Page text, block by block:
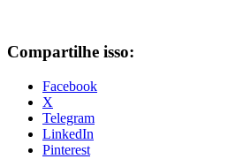
Compartilhe isso:
Facebook
X
Telegram
LinkedIn
Pinterest